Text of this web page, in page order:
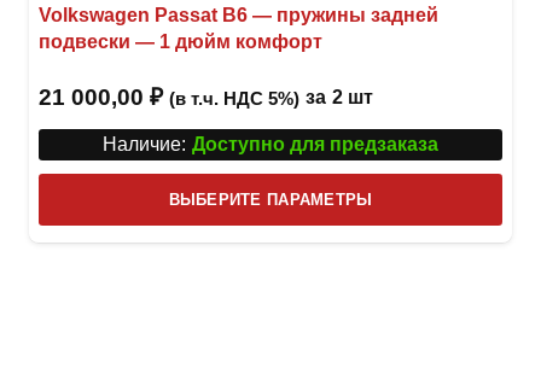
Volkswagen Passat B6 — пружины задней
подвески — 1 дюйм комфорт
21 000,00 ₽ (в т.ч. НДС 5%) за 2 шт
Наличие: Доступно для предзаказа
ВЫБЕРИТЕ ПАРАМЕТРЫ
товар